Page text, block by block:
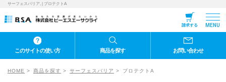
サーフェスバリア, | プロテクトA
請求する MENU
このサイトの使い方 商品を探す お問い合わせ
HOME 商品を探す サーフェスバリア プロテクトA